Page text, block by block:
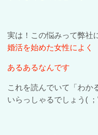
実は！この悩みって弊社
婚活を始めた女性によく
あるあるなんです
これを読んでいて「わか
いらっしゃるでしょう ( ；